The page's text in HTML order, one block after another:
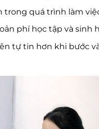
trong quá trình làm
phí học tập và sinh
tự tin hơn khi bước